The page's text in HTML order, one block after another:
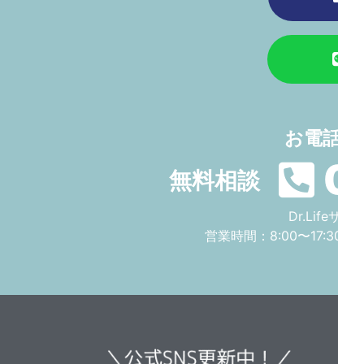
お電
無料相談
Dr.Life
営業時間：8:00〜